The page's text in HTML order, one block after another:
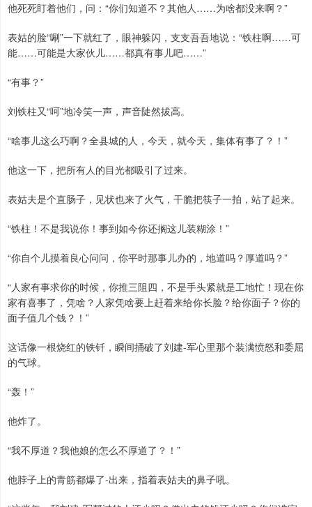
他死死盯着他们，问：“你们知道不？其他人……为啥都没来啊？”
表姑的脸“唰”一下就红了，眼神躲闪，支支吾吾地说：“铁柱啊……可
能……可能是大家伙儿……都真有事儿吧……”
“有事？”
刘铁柱又“呵”地冷笑一声，声音陡然拔高。
“啥事儿这么巧啊？全县城的人，今天，就今天，集体有事了？！”
他这一下，把所有人的目光都吸引了过来。
表姑夫是个直肠子，见状也来了火气，干脆把筷子一拍，站了起来。
“铁柱！不是我说你！事到如今你还搁这儿装糊涂！”
“你自个儿摸着良心问问，你平时那事儿办的，地道吗？厚道吗？”
“人家有事求你的时候，你推三阻四，不是手头紧就是工地忙！现在你
家有喜事了，凭啥？人家凭啥要上赶着来给你长脸？给你面子？你的
面子值几个钱？！”
这话像一根烧红的铁钎，瞬间捅破了刘建-军心里那个装满愤怒和委屈
的气球。
“轰！”
他炸了。
“我不厚道？我他娘的怎么不厚道了？！”
他脖子上的青筋都爆了-出来，指着表姑夫的鼻子吼。